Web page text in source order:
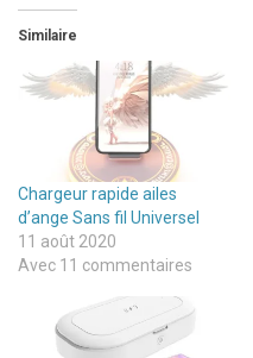
Similaire
Chargeur rapide ailes
d’ange Sans fil Universel
11 août 2020
Avec 11 commentaires